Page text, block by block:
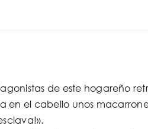
encontramos
en
de este hogareño
el cabello unos